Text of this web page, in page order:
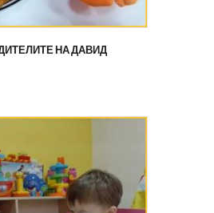
НА ДАВИД